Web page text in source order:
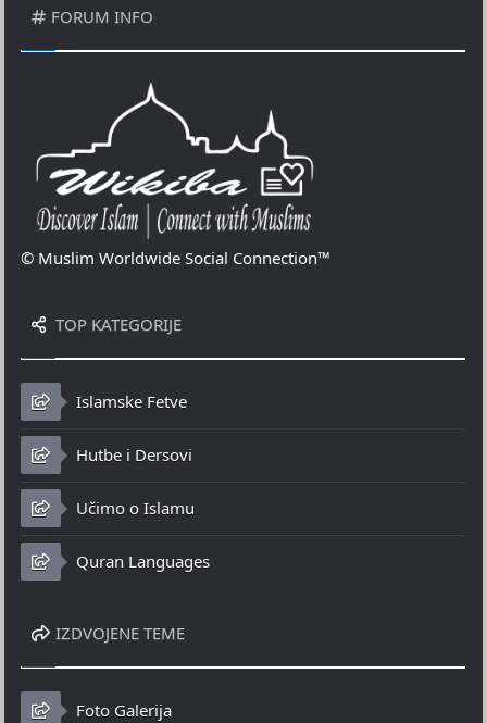
FORUM INFO
© Muslim Worldwide Social Connection™
TOP KATEGORIJE
Islamske Fetve
Hutbe i Dersovi
Učimo o Islamu
Quran Languages
IZDVOJENE TEME
Foto Galerija